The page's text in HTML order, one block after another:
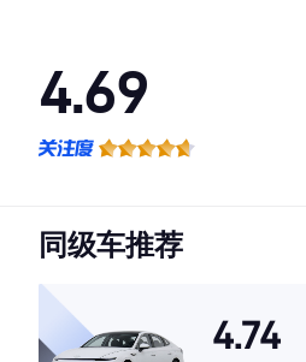
4.69
·空间表现较为优秀，优于78%同级车
同级车推荐
4.74